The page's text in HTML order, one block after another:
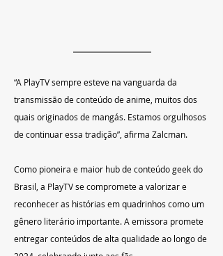
“A PlayTV sempre esteve na vanguarda da
transmissão de conteúdo de anime, muitos dos
quais originados de mangás. Estamos orgulhosos
de continuar essa tradição”, afirma Zalcman.
Como pioneira e maior hub de conteúdo geek do
Brasil, a PlayTV se compromete a valorizar e
reconhecer as histórias em quadrinhos como um
gênero literário importante. A emissora promete
entregar conteúdos de alta qualidade ao longo de